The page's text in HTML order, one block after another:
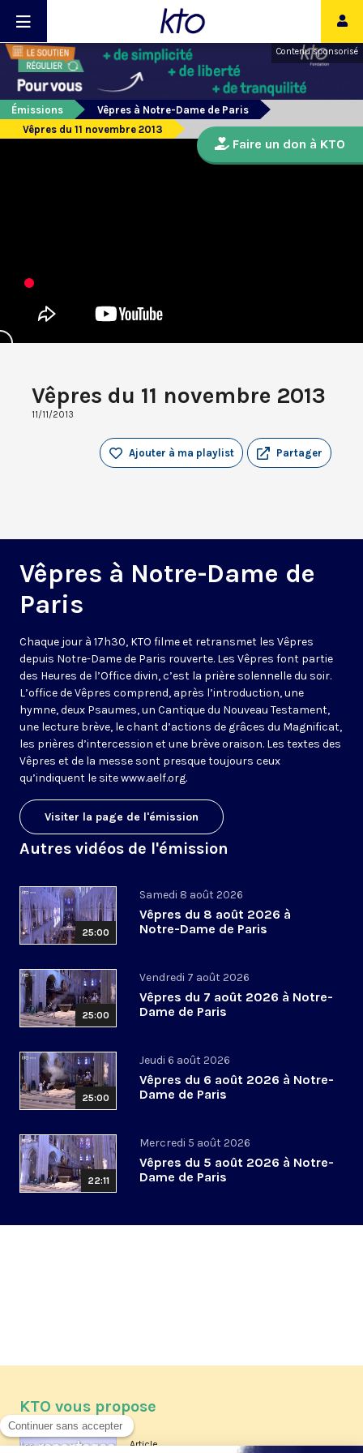
Contenu sponsorisé
Émissions
Vêpres à Notre-Dame de Paris
Vêpres du 11 novembre 2013
Vêpres du 11 novembre 2013
11/11/2013
Partager
Ajouter à ma playlist
Vêpres à Notre-Dame de
Paris
Chaque jour à 17h30, KTO filme et retransmet les Vêpres
depuis Notre-Dame de Paris rouverte. Les Vêpres font partie
des Heures de l’Office divin, c’est la prière solennelle du soir.
L’office de Vêpres comprend, après l’introduction, une
hymne, deux Psaumes, un Cantique du Nouveau Testament,
une lecture brève, le chant d’actions de grâces du Magnificat,
les prières d’intercession et une brève oraison. Les textes des
Vêpres et de la messe sont presque toujours ceux
qu’indiquent le sitewww.aelf.org.
Visiter la page de l'émission
Autres vidéos de l'émission
25:00
Samedi 8 août 2026
Vêpres du 8 août 2026 à
Notre-Dame de Paris
25:00
Vendredi 7 août 2026
Vêpres du 7 août 2026 à Notre-
Dame de Paris
25:00
Jeudi 6 août 2026
Vêpres du 6 août 2026 à Notre-
Dame de Paris
22:11
Mercredi 5 août 2026
Vêpres du 5 août 2026 à Notre-
Dame de Paris
Faire un don à KTO
KTO vous propose
Article